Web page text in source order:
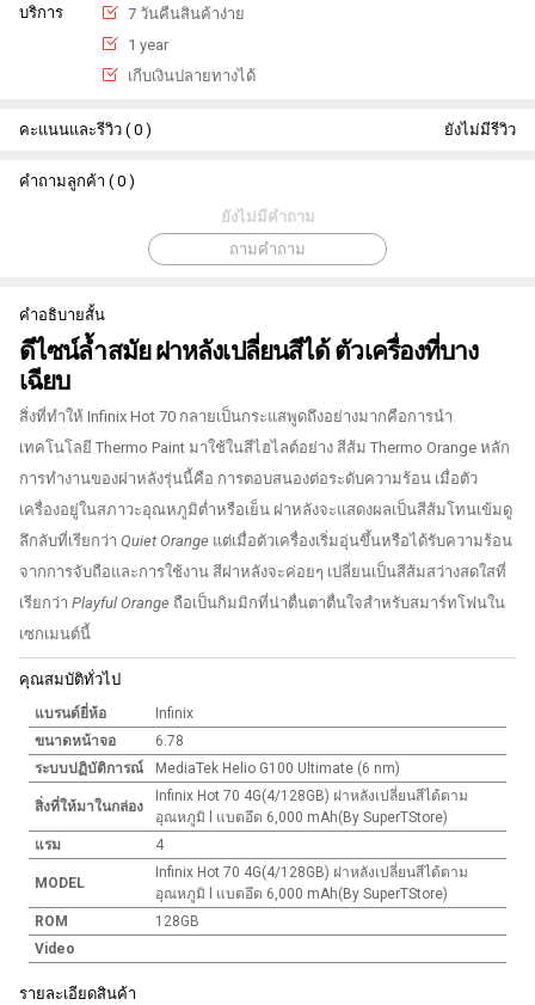
บริการ
7 วันคืนสินค้าง่าย
1 year
เกีบเงินปลายทางได้
คะแนนและรีวิว ( 0 ) ยังไม่มีรีวิว
คำถามลูกค้า ( 0 )
ยังไม่มีคำถาม
ถามคำถาม
คำอธิบายสั้น
ดีไซน์ล้ำสมัย ฝาหลังเปลี่ยนสีได้ ตัวเครื่องที่บาง
เฉียบ
สิ่งที่ทำให้ Infinix Hot 70 กลายเป็นกระแสพูดถึงอย่างมากคือการนำ
เทคโนโลยี Thermo Paint มาใช้ในสีไฮไลต์อย่าง สีส้ม Thermo Orange หลัก
การทำงานของฝาหลังรุ่นนี้คือ การตอบสนองต่อระดับความร้อน เมื่อตัว
เครื่องอยู่ในสภาวะอุณหภูมิต่ำหรือเย็น ฝาหลังจะแสดงผลเป็นสีส้มโทนเข้มดู
ลึกลับที่เรียกว่า Quiet Orange แต่เมื่อตัวเครื่องเริ่มอุ่นขึ้นหรือได้รับความร้อน
จากการจับถือและการใช้งาน สีฝาหลังจะค่อยๆ เปลี่ยนเป็นสีส้มสว่างสดใสที่
เรียกว่า Playful Orange ถือเป็นกิมมิกที่น่าตื่นตาตื่นใจสำหรับสมาร์ทโฟนใน
เซกเมนต์นี้
คุณสมบัติทั่วไป
แบรนด์ยี่ห้อ
Infinix
ขนาดหน้าจอ
6.78
ระบบปฏิบัติการณ์
MediaTek Helio G100 Ultimate (6 nm)
สิ่งที่ให้มาในกล่อง
Infinix Hot 70 4G(4/128GB) ฝาหลังเปลี่ยนสีได้ตาม
อุณหภูมิ l แบตอึด 6,000 mAh(By SuperTStore)
แรม
4
MODEL
Infinix Hot 70 4G(4/128GB) ฝาหลังเปลี่ยนสีได้ตาม
อุณหภูมิ l แบตอึด 6,000 mAh(By SuperTStore)
ROM
128GB
Video
รายละเอียดสินค้า